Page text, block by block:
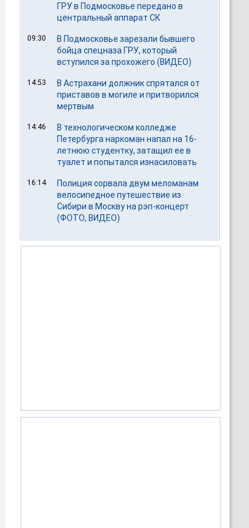
ГРУ в Подмосковье передано в
центральный аппарат СК
09:30
В Подмосковье зарезали бывшего
бойца спецназа ГРУ, который
вступился за прохожего (ВИДЕО)
14:53
В Астрахани должник спрятался от
приставов в могиле и притворился
мертвым
14:46
В технологическом колледже
Петербурга наркоман напал на 16-
летнюю студентку, затащил ее в
туалет и попытался изнасиловать
16:14
Полиция сорвала двум меломанам
велосипедное путешествие из
Сибири в Москву на рэп-концерт
(ФОТО, ВИДЕО)